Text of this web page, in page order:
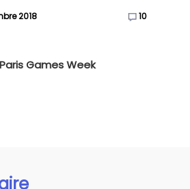
2018 10
Games Week